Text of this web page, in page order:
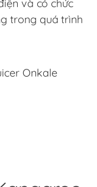
và có chức
trong quá trình
Onkale